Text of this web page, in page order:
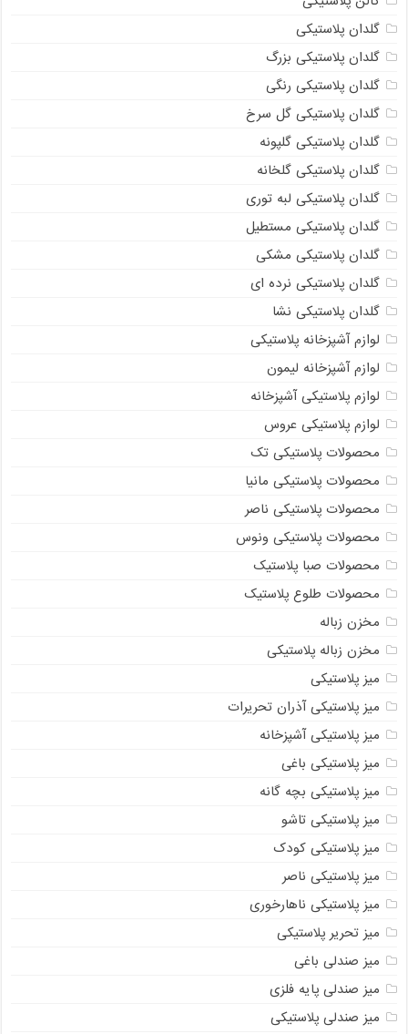
گلدان پلاستیکی
گلدان پلاستیکی بزرگ
گلدان پلاستیکی رنگی
گلدان پلاستیکی گل سرخ
گلدان پلاستیکی گلپونه
گلدان پلاستیکی گلخانه
گلدان پلاستیکی لبه توری
گلدان پلاستیکی مستطیل
گلدان پلاستیکی مشکی
گلدان پلاستیکی نرده ای
گلدان پلاستیکی نشا
لوازم آشپزخانه پلاستیکی
لوازم آشپزخانه لیمون
لوازم پلاستیکی آشپزخانه
لوازم پلاستیکی عروس
محصولات پلاستیکی تک
محصولات پلاستیکی مانیا
محصولات پلاستیکی ناصر
محصولات پلاستیکی ونوس
محصولات صبا پلاستیک
محصولات طلوع پلاستیک
مخزن زباله
مخزن زباله پلاستیکی
میز پلاستیکی
میز پلاستیکی آذران تحریرات
میز پلاستیکی آشپزخانه
میز پلاستیکی باغی
میز پلاستیکی بچه گانه
میز پلاستیکی تاشو
میز پلاستیکی کودک
میز پلاستیکی ناصر
میز پلاستیکی ناهارخوری
میز تحریر پلاستیکی
میز صندلی باغی
میز صندلی پایه فلزی
میز صندلی پلاستیکی